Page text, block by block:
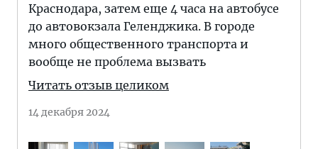
Краснодара, затем еще 4 часа на автобусе
до автовокзала Геленджика. В городе
много общественного транспорта и
вообще не проблема вызвать
Читать отзыв целиком
14 декабря 2024